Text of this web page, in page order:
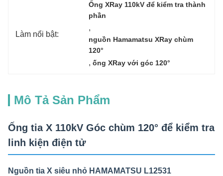
Làm nổi bật:
Ống XRay 110kV để kiểm tra thành
phần
,
nguồn Hamamatsu XRay chùm
120°
, ống XRay với góc 120°
Mô Tả Sản Phẩm
Ống tia X 110kV Góc chùm 120° để kiểm tra
linh kiện điện tử
Nguồn tia X siêu nhỏ HAMAMATSU L12531